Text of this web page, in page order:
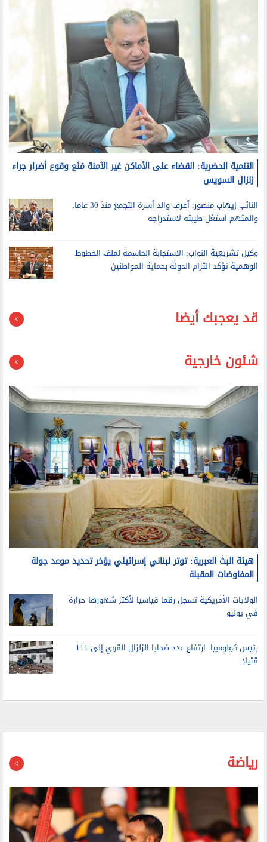
التنمية الحضرية: القضاء على الأماكن غير الآمنة مَنَع وقوع أضرار جراء
زلزال السويس
النائب إيهاب منصور: أعرف والد أسرة التجمع منذ 30 عاما..
والمتهم استغل طيبته لاستدراجه
وكيل تشريعية النواب: الاستجابة الحاسمة لملف الخطوط
الوهمية تؤكد التزام الدولة بحماية المواطنين
قد يعجبك أيضا
شئون خارجية
هيئة البث العبرية: توتر لبناني إسرائيلي يؤخر تحديد موعد جولة
المفاوضات المقبلة
الولايات الأمريكية تسجل رقما قياسيا لأكثر شهورها حرارة
في يوليو
رئيس كولومبيا: ارتفاع عدد ضحايا الزلزال القوي إلى 111
قتيلا
رياضة